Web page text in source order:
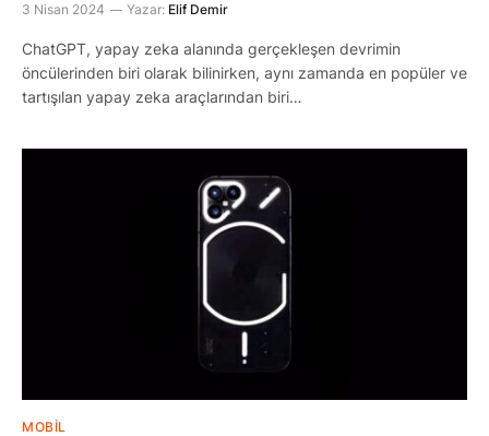
3 Nisan 2024 Yazar: Elif Demir
ChatGPT, yapay zeka alanında gerçekleşen devrimin
öncülerinden biri olarak bilinirken, aynı zamanda en popüler ve
tartışılan yapay zeka araçlarından biri…
MOBIL